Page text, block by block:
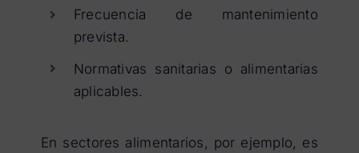
Frecuencia de mantenimiento
prevista.
Normativas sanitarias o alimentarias
aplicables.
En sectores alimentarios, por ejemplo, es